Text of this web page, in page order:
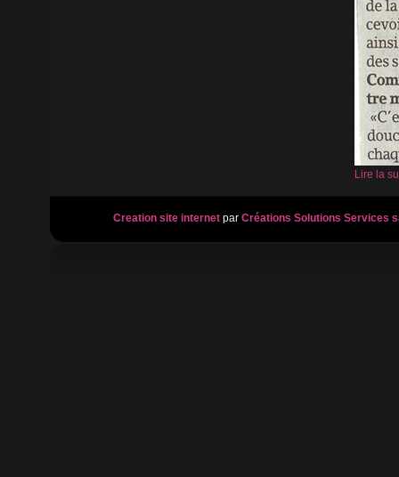
Lire la
Creation site internet par Créations Solutions Services